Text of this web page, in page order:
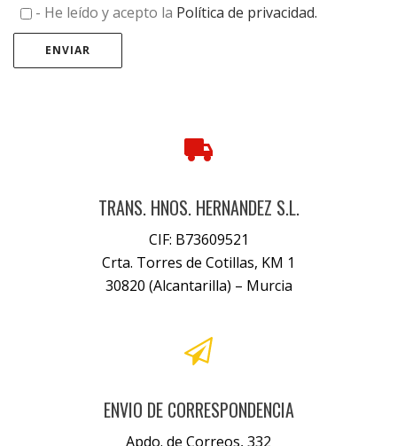
- He leído y acepto la Política de privacidad.
TRANS. HNOS. HERNANDEZ S.L.
CIF: B73609521
Crta. Torres de Cotillas, KM 1
30820 (Alcantarilla) – Murcia
ENVIO DE CORRESPONDENCIA
Apdo. de Correos, 332